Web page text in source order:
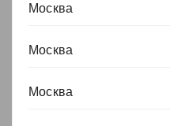
Москва
Москва
Москва